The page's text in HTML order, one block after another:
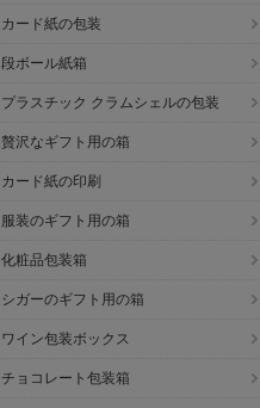
カード紙の包装
段ボール紙箱
プラスチック クラムシェルの包装
贅沢なギフト用の箱
カード紙の印刷
服装のギフト用の箱
化粧品包装箱
シガーのギフト用の箱
ワイン包装ボックス
チョコレート包装箱